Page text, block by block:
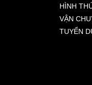
HÌNH
VẬN
TUYỂN